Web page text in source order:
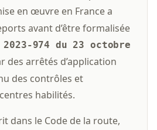
en œuvre en France a
avant d’être formalisée
974 du 23 octobre
des arrêtés d’application
des contrôles et
habilités.
dans le Code de la route,